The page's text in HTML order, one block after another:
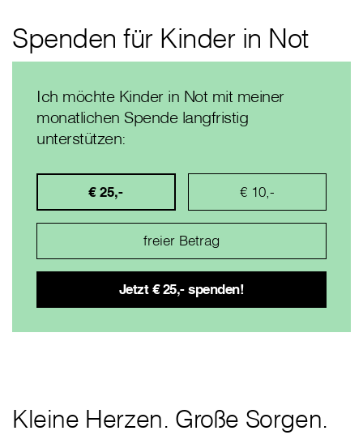
Spenden für Kinder in Not
Ich möchte Kinder in Not mit meiner
monatlichen Spende langfristig
unterstützen:
€ 25,- € 10,-
Kleine Herzen. Große Sorgen.